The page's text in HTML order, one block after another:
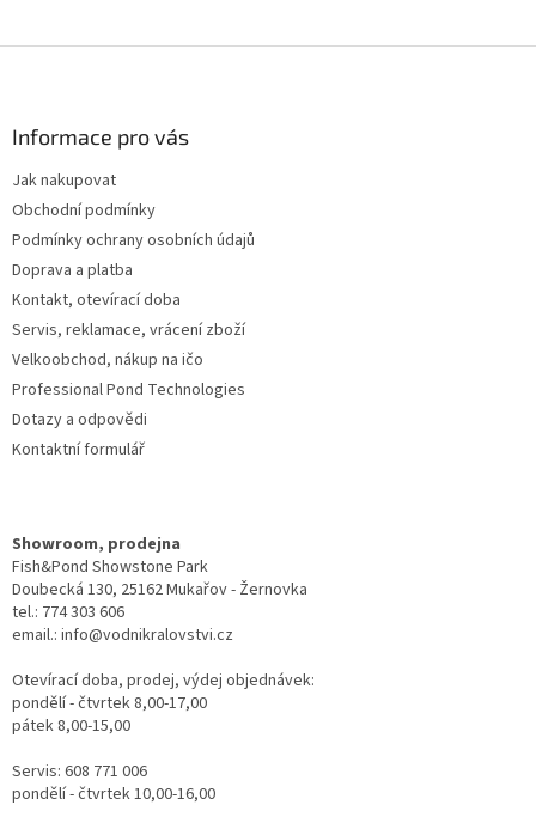
Informace pro vás
Jak nakupovat
Obchodní podmínky
Podmínky ochrany osobních údajů
Doprava a platba
Kontakt, otevírací doba
Servis, reklamace, vrácení zboží
Velkoobchod, nákup na ičo
Professional Pond Technologies
Dotazy a odpovědi
Kontaktní formulář
Showroom, prodejna
Fish&Pond Showstone Park
Doubecká 130, 25162 Mukařov - Žernovka
tel.: 774 303 606
email.: info@vodnikralovstvi.cz
Otevírací doba, prodej, výdej objednávek:
pondělí - čtvrtek 8,00-17,00
pátek 8,00-15,00
Servis: 608 771 006
pondělí - čtvrtek 10,00-16,00